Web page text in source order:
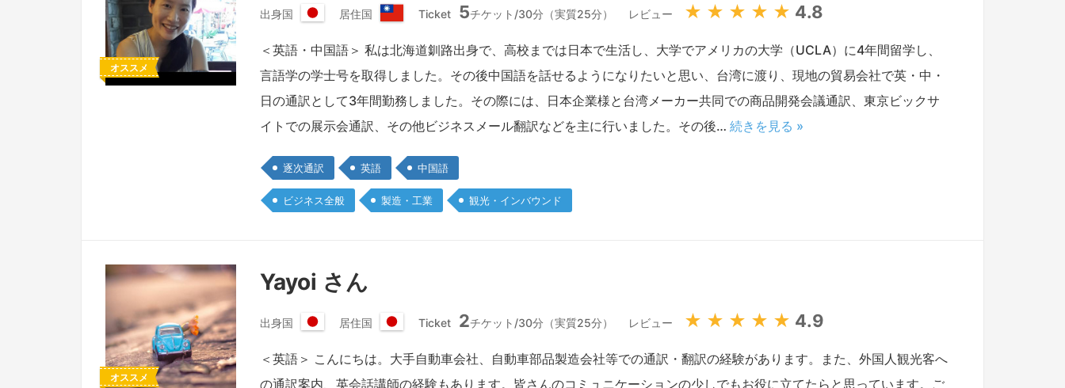
オススメ
出身国
日
本
国
居住国
台
湾
Ticket 5チケット/30分（実質25分） レビュー ★ ★ ★ ★ ★ 4.8
＜英語・中国語＞ 私は北海道釧路出身で、高校までは日本で生活し、大学でアメリカの大学（UCLA）に4年間留学し、
言語学の学士号を取得しました。その後中国語を話せるようになりたいと思い、台湾に渡り、現地の貿易会社で英・中・
日の通訳として3年間勤務しました。その際には、日本企業様と台湾メーカー共同での商品開発会議通訳、東京ビックサ
イトでの展示会通訳、その他ビジネスメール翻訳などを主に行いました。その後… 続きを見る »
逐次通訳 英語 中国語
ビジネス全般 製造・工業 観光・インバウンド
オススメ
Yayoi さん
出身国
日
本
国
居住国
日
本
国
Ticket 2チケット/30分（実質25分） レビュー ★ ★ ★ ★ ★ 4.9
＜英語＞ こんにちは。大手自動車会社、自動車部品製造会社等での通訳・翻訳の経験があります。また、外国人観光客へ
の通訳案内、英会話講師の経験もあります。皆さんのコミュニケーションの少しでもお役に立てたらと思っています。ご